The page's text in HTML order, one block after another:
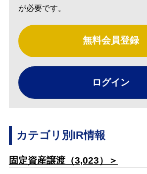
が必要です。
無料会員登録
ログイン
カテゴリ別IR情報
固定資産譲渡（3,023）＞